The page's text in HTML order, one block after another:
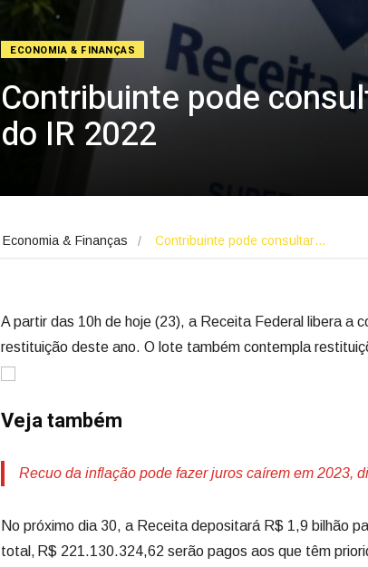
ECONOMIA & FINANÇAS
Contribuinte pode
do IR 2022
Economia & Finanças Contribuinte pode consultar…
A partir das 10h de hoje (23), a Receita Federal libera a
restituição deste ano. O lote também contempla
Veja também
Recuo da inflação pode fazer juros caírem em 2023,
No próximo dia 30, a Receita depositará R$ 1,9 bilhão
total, R$ 221.130.324,62 serão pagos aos que têm